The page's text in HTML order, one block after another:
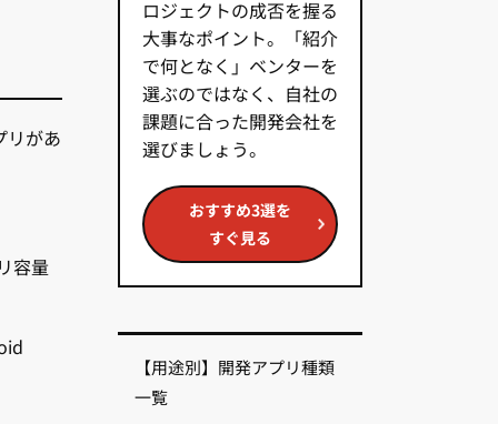
リがあ
容量
ロジェクトの成否を握る
大事なポイント。「紹介
で何となく」ベンターを
選ぶのではなく、自社の
課題に合った開発会社を
選びましょう。
おすすめ3選を
すぐ見る
【用途別】開発アプリ種類
一覧